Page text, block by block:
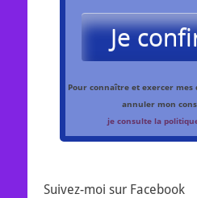
Je
Pour connaître et exercer
annuler mon
je consulte la
Suivez-moi sur Facebook